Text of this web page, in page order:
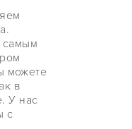
самым
можете
в
У нас
с